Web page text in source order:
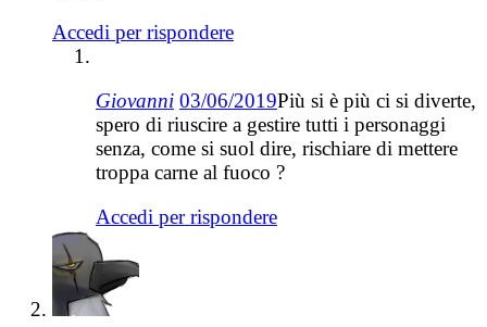
Accedi per rispondere
Giovanni 03/06/2019Più si è più ci si diverte,
spero di riuscire a gestire tutti i personaggi
senza, come si suol dire, rischiare di mettere
troppa carne al fuoco ?
Accedi per rispondere